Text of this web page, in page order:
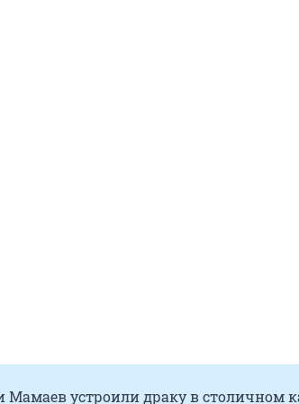
Мамаев устроили драку в столичном